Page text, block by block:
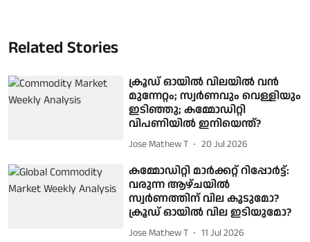
Related Stories
ക്രൂഡ് ഓയിൽ വിലയിൽ വൻ
മുന്നേറ്റം; സ്വർണവും വെള്ളിയും
ഇടിഞ്ഞു; കമ്മോഡിറ്റി
വിപണിയിൽ ഇനിയെന്ത്?
Jose Mathew T 20 Jul 2026
കമ്മോഡിറ്റി മാർക്കറ്റ് റിപ്പോർട്ട്:
വരുന്ന ആഴ്ചയിൽ
സ്വർണത്തിന് വില കൂടുമോ?
ക്രൂഡ് ഓയിൽ വില ഇടിയുമോ?
Jose Mathew T 11 Jul 2026